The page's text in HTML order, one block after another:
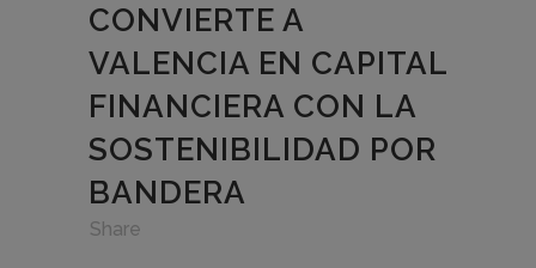
CONVIERTE A
VALENCIA EN CAPITAL
FINANCIERA CON LA
SOSTENIBILIDAD POR
BANDERA
Share